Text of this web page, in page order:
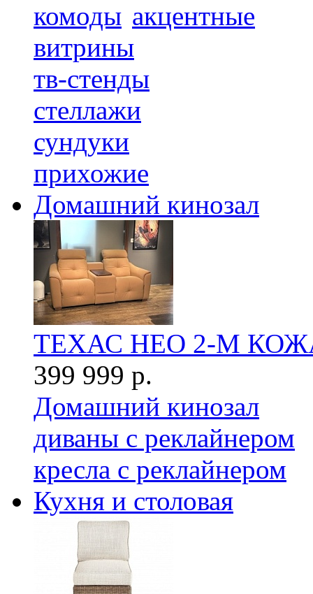
комоды акцентные
витрины
тв-стенды
стеллажи
сундуки
прихожие
Домашний кинозал
ТЕХАС НЕО 2-М
399 999 р.
Домашний кинозал
диваны с реклайнером
кресла с реклайнером
Кухня и столовая